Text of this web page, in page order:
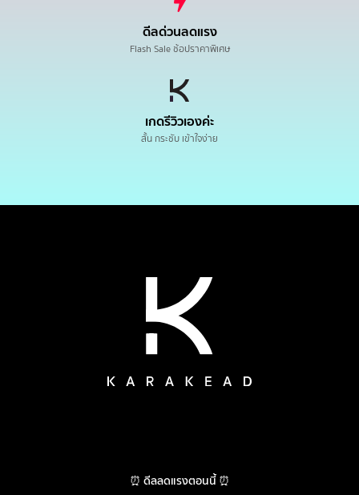
ดีลด่วนลดแรง
Flash Sale ช้อปราคาพิเศษ
เกดรีวิวเองค่ะ
สั้น กระชับ เข้าใจง่าย
⏰ ดีลลดแรงตอนนี้ ⏰